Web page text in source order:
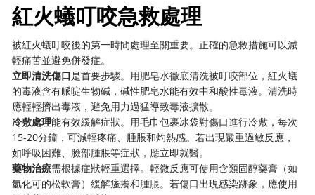
紅火蟻叮咬急救處理
被紅火蟻叮咬後的第一時間處理至關重要。正確的急救措施可以減
輕痛苦並避免併發症。
立即清洗傷口是首要步驟。用肥皂水徹底清洗被叮咬部位，紅火蟻
的毒液含有哌啶生物碱，碱性肥皂水能有效中和酸性毒液。清洗時
應輕輕擠出毒液，避免用力過猛導致毒液擴散。
冷敷處理能有效緩解症狀。用毛巾包裹冰袋對傷口進行冷敷，每次
15-20分鐘，可減輕疼痛、腫脹和灼熱感。若出現嚴重過敏反應，
如呼吸困難、臉部腫脹等症狀，應立即就醫。
藥物治療需根據症狀輕重選擇。輕微反應可使用含類固醇藥膏（如
氫化可的松軟膏）緩解瘙癢和腫脹。若傷口出現感染跡象，應使用